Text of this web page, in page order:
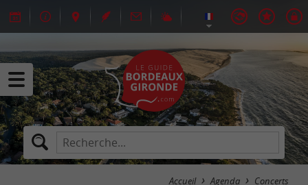
Accueil Agenda Concerts